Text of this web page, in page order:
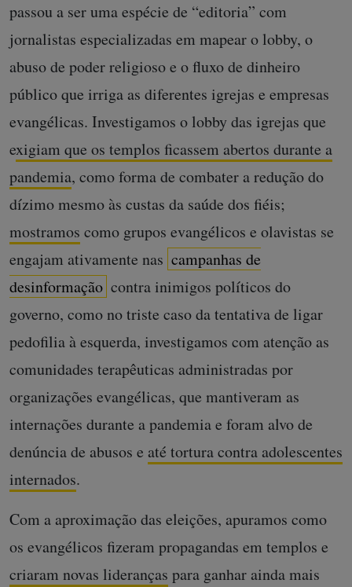
passou a ser uma espécie de “editoria” com
jornalistas especializadas em mapear o lobby, o
abuso de poder religioso e o fluxo de dinheiro
público que irriga as diferentes igrejas e empresas
evangélicas. Investigamos o lobby das igrejas que
exigiam que os templos ficassem abertos durante a
pandemia, como forma de combater a redução do
dízimo mesmo às custas da saúde dos fiéis;
mostramos como grupos evangélicos e olavistas se
engajam ativamente nas campanhas de
desinformação contra inimigos políticos do
governo, como no triste caso da tentativa de ligar
pedofilia à esquerda, investigamos com atenção as
comunidades terapêuticas administradas por
organizações evangélicas, que mantiveram as
internações durante a pandemia e foram alvo de
denúncia de abusos e até tortura contra adolescentes
internados.
Com a aproximação das eleições, apuramos como
os evangélicos fizeram propagandas em templos e
criaram novas lideranças para ganhar ainda mais